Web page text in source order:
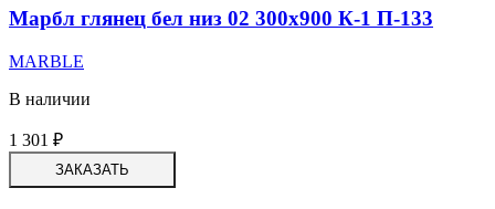
Марбл глянец бел низ 02 300х900 К-1 П-133
MARBLE
В наличии
1 301 ₽
ЗАКАЗАТЬ